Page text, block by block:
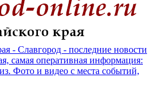
- Славгород - последние новости
самая оперативная информация:
Фото и видео с места событий,